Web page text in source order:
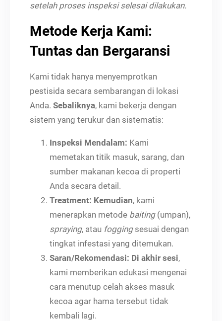
setelah proses inspeksi selesai dilakukan.
Metode Kerja Kami:
Tuntas dan Bergaransi
Kami tidak hanya menyemprotkan
pestisida secara sembarangan di lokasi
Anda. Sebaliknya, kami bekerja dengan
sistem yang terukur dan sistematis:
Inspeksi Mendalam: Kami
memetakan titik masuk, sarang, dan
sumber makanan kecoa di properti
Anda secara detail.
Treatment: Kemudian, kami
menerapkan metode baiting(umpan),
spraying, atau foggingsesuai dengan
tingkat infestasi yang ditemukan.
Saran/Rekomendasi: Di akhir sesi,
kami memberikan edukasi mengenai
cara menutup celah akses masuk
kecoa agar hama tersebut tidak
kembali lagi.